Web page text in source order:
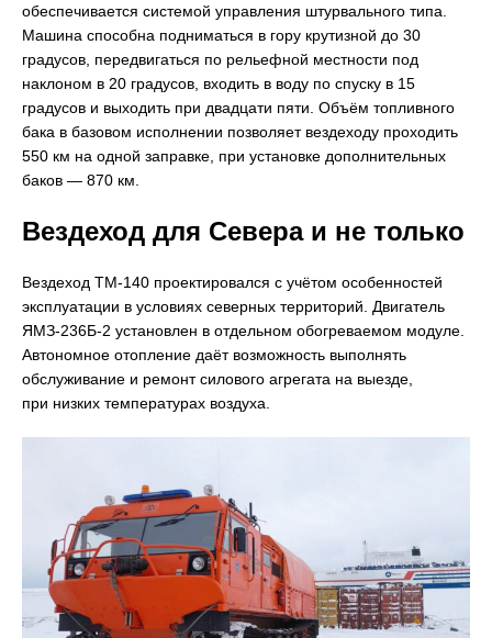
обеспечивается системой управления штурвального типа.
Машина способна подниматься в гору крутизной до 30
градусов, передвигаться по рельефной местности под
наклоном в 20 градусов, входить в воду по спуску в 15
градусов и выходить при двадцати пяти. Объём топливного
бака в базовом исполнении позволяет вездеходу проходить
550 км на одной заправке, при установке дополнительных
баков — 870 км.
Вездеход для Севера и не только
Вездеход ТМ-140 проектировался с учётом особенностей
эксплуатации в условиях северных территорий. Двигатель
ЯМЗ-236Б-2 установлен в отдельном обогреваемом модуле.
Автономное отопление даёт возможность выполнять
обслуживание и ремонт силового агрегата на выезде,
при низких температурах воздуха.